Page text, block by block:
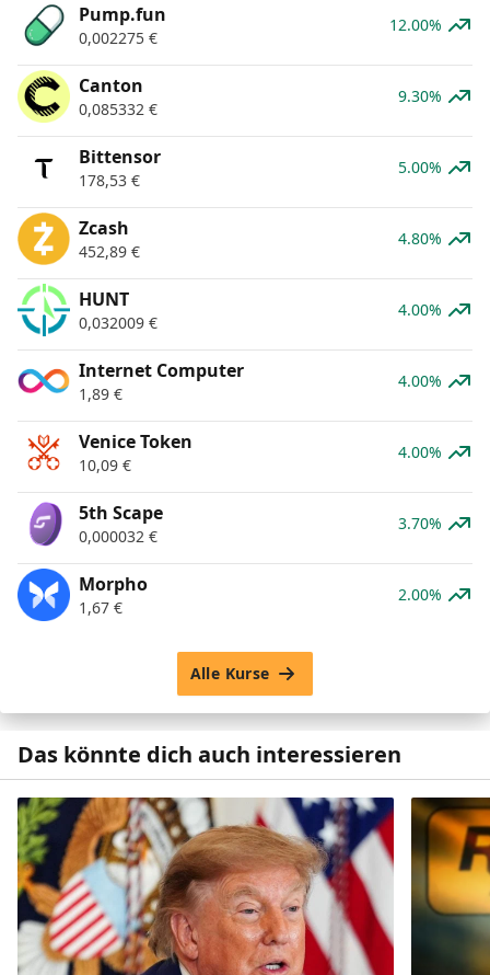
Pump.fun
0,002275 €
12.00%
Canton
0,085332 €
9.30%
Bittensor
178,53 €
5.00%
Zcash
452,89 €
4.80%
HUNT
0,032009 €
4.00%
Internet Computer
1,89 €
4.00%
Venice Token
10,09 €
4.00%
5th Scape
0,000032 €
3.70%
Morpho
1,67 €
2.00%
Alle Kurse
Das könnte dich auch interessieren